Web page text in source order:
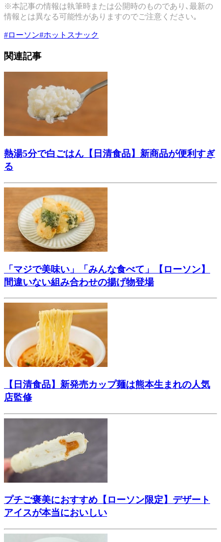
※本記事の情報は執筆時または公開時のものであり､最新の
情報とは異なる可能性がありますのでご注意ください｡
#ローソン#ホットスナック
関連記事
熱湯5分で白ごはん【日清食品】新商品が便利すぎ
る
「マジで美味い」「みんな食べて」【ローソン】
間違いない組み合わせの揚げ物登場
【日清食品】新発売カップ麺は熊本生まれの人気
店監修
プチご褒美におすすめ【ローソン限定】デザート
アイスが本当においしい